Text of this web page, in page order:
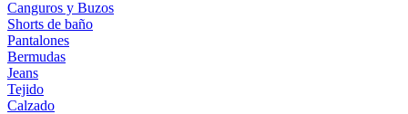
Canguros y Buzos
Shorts de baño
Pantalones
Bermudas
Jeans
Tejido
Calzado